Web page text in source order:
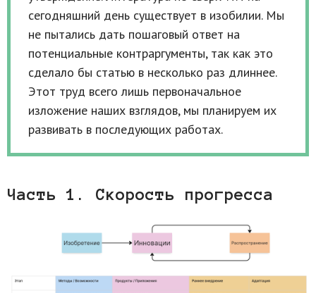
сегодняшний день существует в изобилии. Мы
не пытались дать пошаговый ответ на
потенциальные контраргументы, так как это
сделало бы статью в несколько раз длиннее.
Этот труд всего лишь первоначальное
изложение наших взглядов, мы планируем их
развивать в последующих работах.
Часть 1. Скорость прогресса